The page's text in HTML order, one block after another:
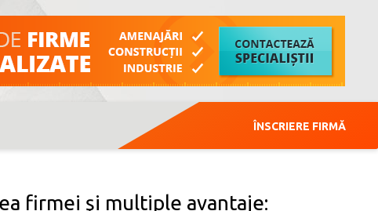
ÎNSCRIERE FIRMĂ
firmei şi multiple avantaje: